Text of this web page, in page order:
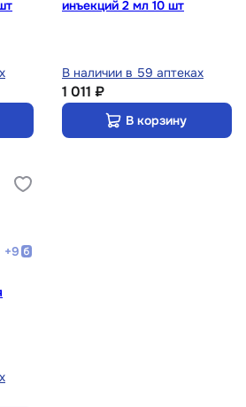
инъекций 2 мл 10 шт
В наличии в 59 аптеках
1 011 ₽
В корзину
+9